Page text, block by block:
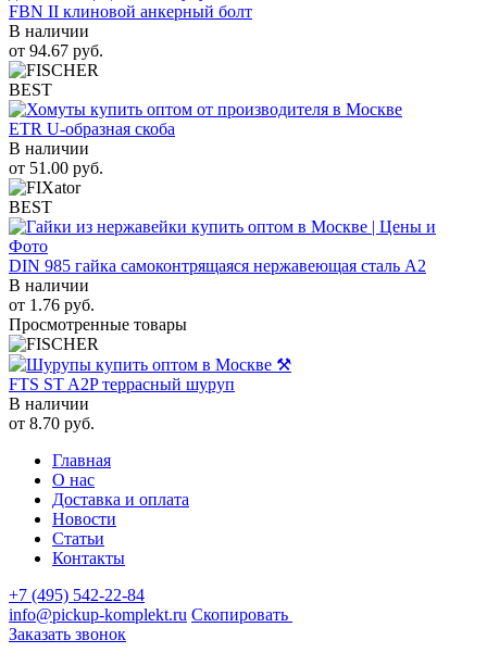
FBN II клиновой анкерный болт
В наличии
от 94.67 руб.
BEST
ETR U-образная скоба
В наличии
от 51.00 руб.
BEST
DIN 985 гайка самоконтрящаяся нержавеющая сталь A2
В наличии
от 1.76 руб.
Просмотренные товары
FTS ST A2P террасный шуруп
В наличии
от 8.70 руб.
Главная
О нас
Доставка и оплата
Новости
Статьи
Контакты
+7 (495) 542-22-84
info@pickup-komplekt.ru Скопировать
Заказать звонок